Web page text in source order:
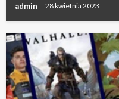
admin 28 kwietnia 2023